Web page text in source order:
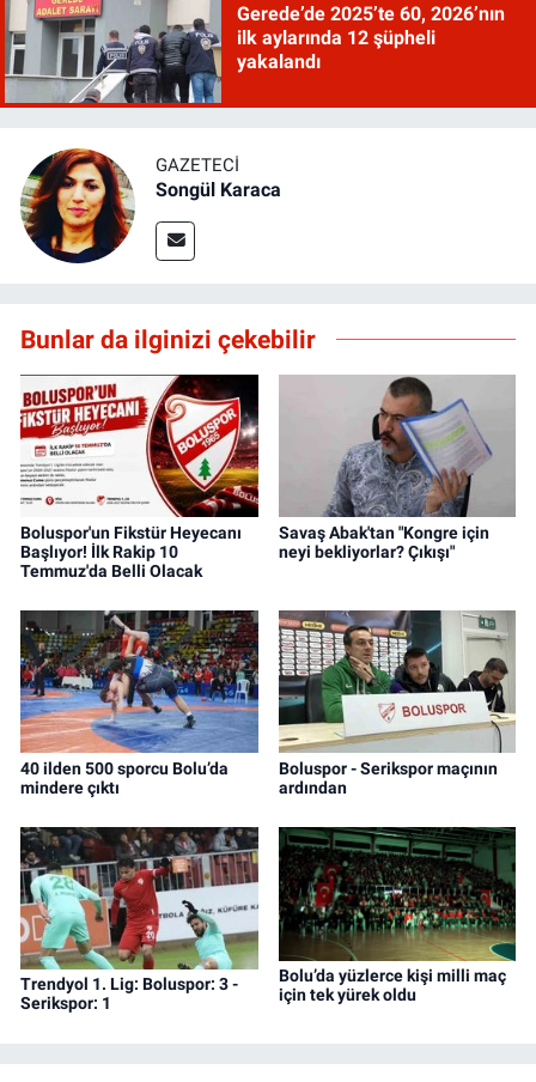
Gerede’de 2025’te 60, 2026’nın
ilk aylarında 12 şüpheli
yakalandı
GAZETECI
Songül Karaca
Bunlar da ilginizi çekebilir
Boluspor'un Fikstür Heyecanı
Başlıyor! İlk Rakip 10
Temmuz'da Belli Olacak
Savaş Abak'tan "Kongre için
neyi bekliyorlar? Çıkışı"
40 ilden 500 sporcu Bolu’da
mindere çıktı
Boluspor - Serikspor maçının
ardından
Trendyol 1. Lig: Boluspor: 3 -
Serikspor: 1
Bolu’da yüzlerce kişi milli maç
için tek yürek oldu